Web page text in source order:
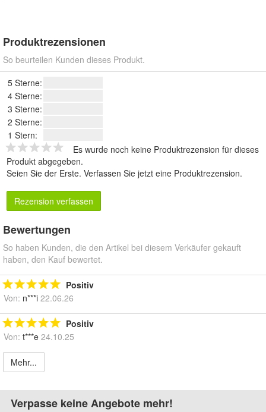
Produktrezensionen
So beurteilen Kunden dieses Produkt.
5 Sterne:
4 Sterne:
3 Sterne:
2 Sterne:
1 Stern:
Es wurde noch keine Produktrezension für dieses
Produkt abgegeben.
Seien Sie der Erste. Verfassen Sie jetzt eine Produktrezension.
Rezension verfassen
Bewertungen
So haben Kunden, die den Artikel bei diesem Verkäufer gekauft
haben, den Kauf bewertet.
Positiv
Von: n***i 22.06.26
Positiv
Von: t***e 24.10.25
Mehr...
Verpasse keine Angebote mehr!